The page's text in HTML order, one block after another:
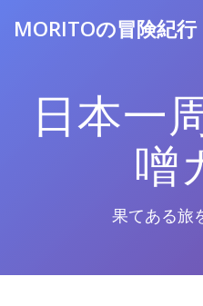
MORITOの冒険紀行
日本一
噌
果てある旅